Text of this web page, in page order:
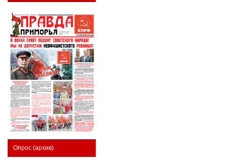
Опрос (архив)